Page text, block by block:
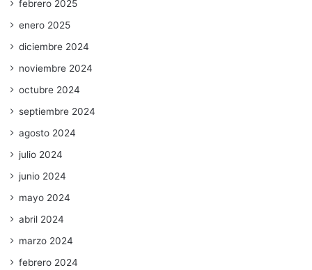
febrero 2025
enero 2025
diciembre 2024
noviembre 2024
octubre 2024
septiembre 2024
agosto 2024
julio 2024
junio 2024
mayo 2024
abril 2024
marzo 2024
febrero 2024